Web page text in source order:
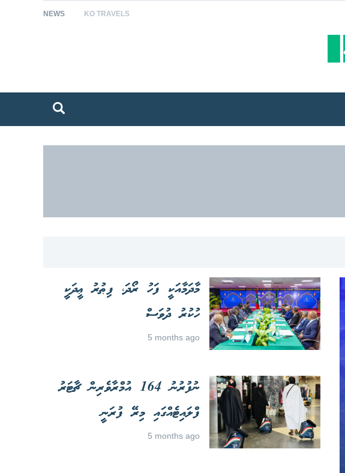
NEWS KO TRAVELS
މާދަމާއަކީ ފަހު ރޯދަ، ފިޠުރު ޢީދަކީ
ހުކުރު ދުވަސް
5 months ago
ނުފުރުނު 164 އުމްރާވެރިން ޗާޓަރު
ފްލައިޓެއްގައި މިރޭ ފުރަނީ
5 months ago